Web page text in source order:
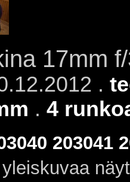
17mm
.
. 4
203041